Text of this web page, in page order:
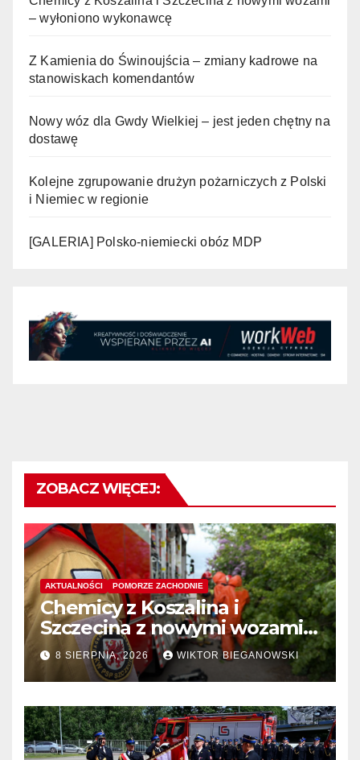
– wyłoniono wykonawcę
Z Kamienia do Świnoujścia – zmiany kadrowe na
stanowiskach komendantów
Nowy wóz dla Gwdy Wielkiej – jest jeden chętny na
dostawę
Kolejne zgrupowanie drużyn pożarniczych z Polski
i Niemiec w regionie
[GALERIA] Polsko-niemiecki obóz MDP
ZOBACZ WIĘCEJ:
AKTUALNOŚCI POMORZE ZACHODNIE
Chemicy z Koszalina i
Szczecina z nowymi wozami –
wyłoniono wykonawcę
8 SIERPNIA, 2026 WIKTOR BIEGANOWSKI